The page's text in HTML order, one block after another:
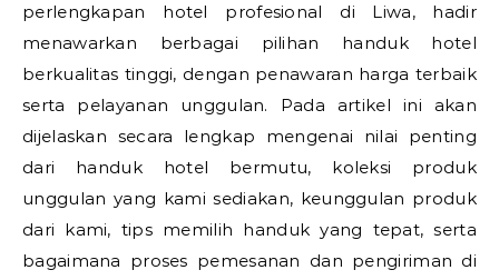
perlengkapan hotel profesional di Liwa, hadir
menawarkan berbagai pilihan handuk hotel
berkualitas tinggi, dengan penawaran harga terbaik
serta pelayanan unggulan. Pada artikel ini akan
dijelaskan secara lengkap mengenai nilai penting
dari handuk hotel bermutu, koleksi produk
unggulan yang kami sediakan, keunggulan produk
dari kami, tips memilih handuk yang tepat, serta
bagaimana proses pemesanan dan pengiriman di